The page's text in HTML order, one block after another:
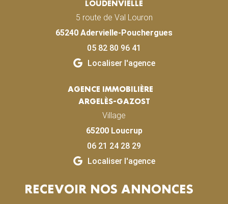
LOUDENVIELLE
5 route de Val Louron
65240 Adervielle-Pouchergues
05 82 80 96 41
Localiser l'agence
AGENCE IMMOBILIÈRE
ARGELÈS-GAZOST
Village
65200 Loucrup
06 21 24 28 29
Localiser l'agence
RECEVOIR NOS ANNONCES